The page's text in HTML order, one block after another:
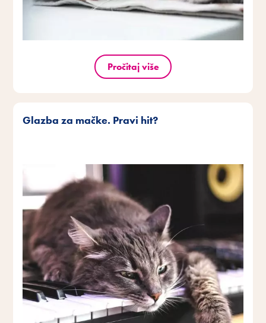
Pročitaj više
Glazba za mačke. Pravi hit?